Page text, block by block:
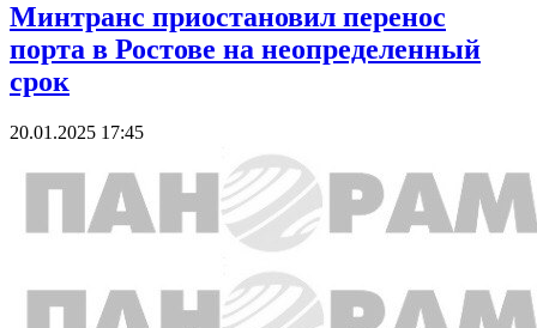
Минтранс приостановил перенос
порта в Ростове на неопределенный
срок
20.01.2025 17:45